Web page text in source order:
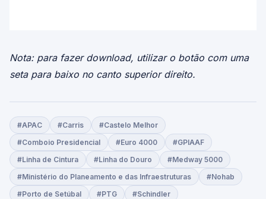
Nota: para fazer download, utilizar o botão com uma
seta para baixo no canto superior direito.
#APAC #Carris
#Castelo Melhor
#Comboio Presidencial
#Euro 4000
#GPIAAF
#Linha de Cintura
#Linha do Douro
#Medway 5000
#Ministério do Planeamento e das Infraestruturas
#Nohab
#Porto de Setúbal
#PTG
#Schindler